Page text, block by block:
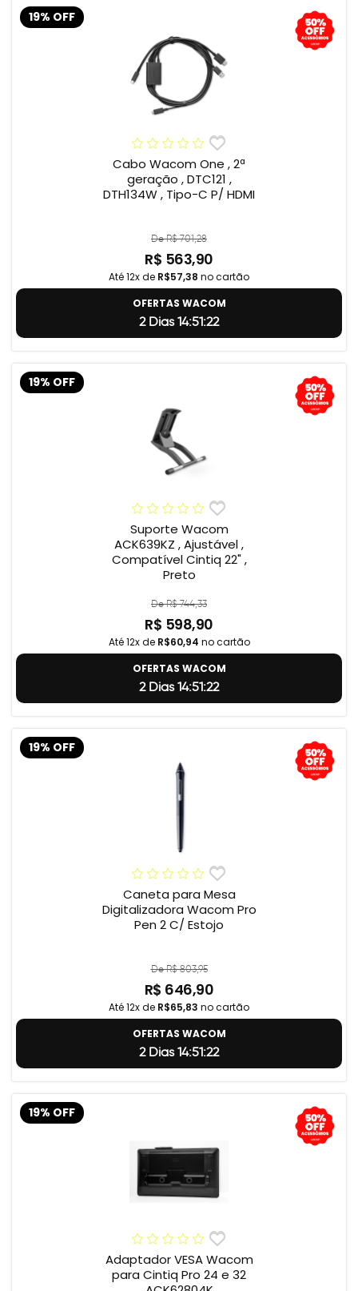
19% OFF
Cabo Wacom One , 2ª
geração , DTC121 ,
DTH134W , Tipo-C P/ HDMI
De R$ 701,28
R$ 563,90
Até 12x de R$57,38 no cartão
OFERTAS WACOM
2 Dias 14:51:22
19% OFF
Suporte Wacom
ACK639KZ , Ajustável ,
Compatível Cintiq 22" ,
Preto
De R$ 744,33
R$ 598,90
Até 12x de R$60,94 no cartão
OFERTAS WACOM
2 Dias 14:51:22
19% OFF
Caneta para Mesa
Digitalizadora Wacom Pro
Pen 2 C/ Estojo
De R$ 803,95
R$ 646,90
Até 12x de R$65,83 no cartão
OFERTAS WACOM
2 Dias 14:51:22
19% OFF
Adaptador VESA Wacom
para Cintiq Pro 24 e 32